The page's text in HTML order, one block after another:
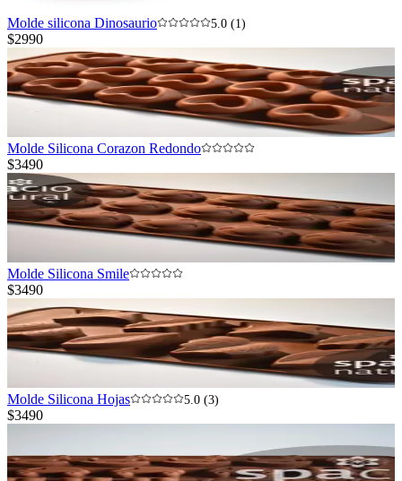
Molde silicona Dinosaurio 5.0 (1)
$2990
Molde Silicona Corazon Redondo
$3490
Molde Silicona Smile
$3490
Molde Silicona Hojas 5.0 (3)
$3490